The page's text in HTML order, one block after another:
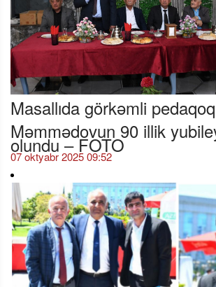
Masallıda görkəmli
Məmmədovun 90 illik
olundu – FOTO
07 oktyabr 2025 09:52